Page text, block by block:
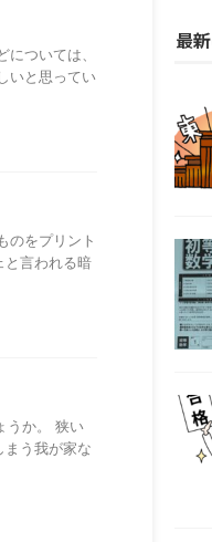
ついては、
いと思ってい
のをプリント
と言われる暗
うか。 狭い
まう我が家な
最